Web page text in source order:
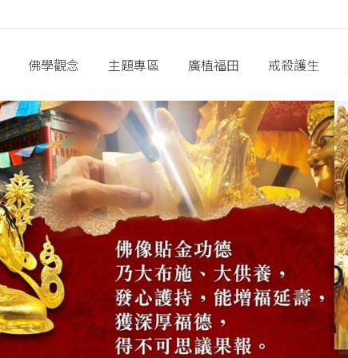
佛學觀念 主題專區 廣植福田 戒殺護生